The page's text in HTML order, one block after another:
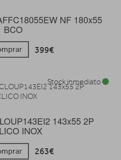
NF 180x55
BCO
399€
143x55 2P
INOX
263€
Stock inmediato